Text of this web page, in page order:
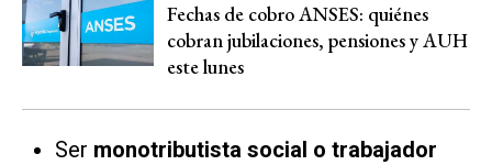
Fechas de cobro ANSES: quiénes
cobran jubilaciones, pensiones y AUH
este lunes
Ser monotributista social o trabajador